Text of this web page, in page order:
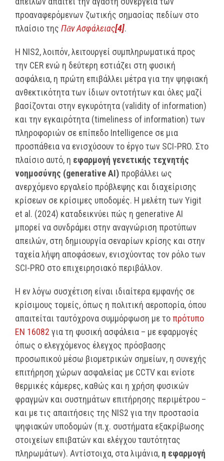
προαναφερόμενων ζωτικής σημασίας πεδίων στο
πλαίσιο της Πᾶν Ασφάλειας[4].
Η NIS2, λοιπόν, λειτουργεί συμπληρωματικά προς
την CER ενώ η δεύτερη εστιάζει στη φυσική
ασφάλεια, η πρώτη επιβάλλει μέτρα για την ψηφιακή
ανθεκτικότητα των ίδιων οντοτήτων και όλες μαζί
βασίζονται στην εγκυρότητα (validity of information)
και την εγκαιρότητα (timeliness of information) των
πληροφοριών σε επίπεδο Intelligence σε μια
προσπάθεια να ενισχύσουν το έργο των SCI-PRO. Στο
πλαίσιο αυτό, η εφαρμογή γενετικής τεχνητής
νοημοσύνης (generative AI)προβάλλει ως
ανερχόμενο εργαλείο πρόβλεψης και διαχείρισης
κρίσεων σε κρίσιμες υποδομές. Η μελέτη των Yigit
et al. (2024) καταδεικνύει πώς η generative AI
μπορεί να συνδράμει στην αναγνώριση προτύπων
απειλών, στη δημιουργία σεναρίων κρίσης και στην
ταχεία λήψη αποφάσεων, ενισχύοντας τον ρόλο των
SCI-PRO στο επιχειρησιακό περιβάλλον.
Η εν λόγω συσχέτιση είναι ιδιαίτερα εμφανής σε
κρίσιμους τομείς, όπως η πολιτική αεροπορία, όπου
απαιτείται ταυτόχρονα συμμόρφωση με τοπρότυπο
EN 16082 για τη φυσική ασφάλεια – με εφαρμογές
όπως ο ελεγχόμενος έλεγχος πρόσβασης
προσωπικού μέσω βιομετρικών σημείων, η συνεχής
επιτήρηση χώρων ασφαλείας με CCTV και ενίοτε
θερμικές κάμερες, καθώς και η χρήση φυσικών
φραγμών και συστημάτων επιτήρησης περιμέτρου –
και με τις απαιτήσεις της NIS2 για την προστασία
ψηφιακών υποδομών (π.χ. συστήματα εξακρίβωσης
στοιχείων επιβατών και ελέγχου ταυτότητας
πληρωμάτων). Αντίστοιχα, στα λιμάνια, η εφαρμογή